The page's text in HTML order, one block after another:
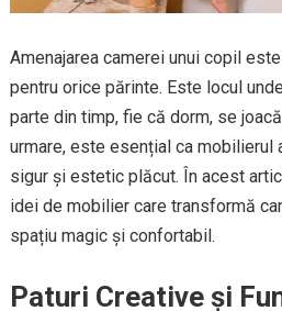
Amenajarea camerei unui copil
pentru orice părinte. Este locul
parte din timp, fie că dorm, se
urmare, este esențial ca mobilierul
sigur și estetic plăcut. În acest
idei de mobilier care transformă
spațiu magic și confortabil.
Paturi Creative și